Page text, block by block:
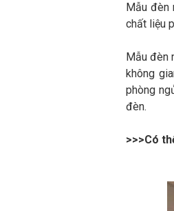
Mẫu đèn
chất liệu
Mẫu đèn
không
phòng
đèn.
>>>Có